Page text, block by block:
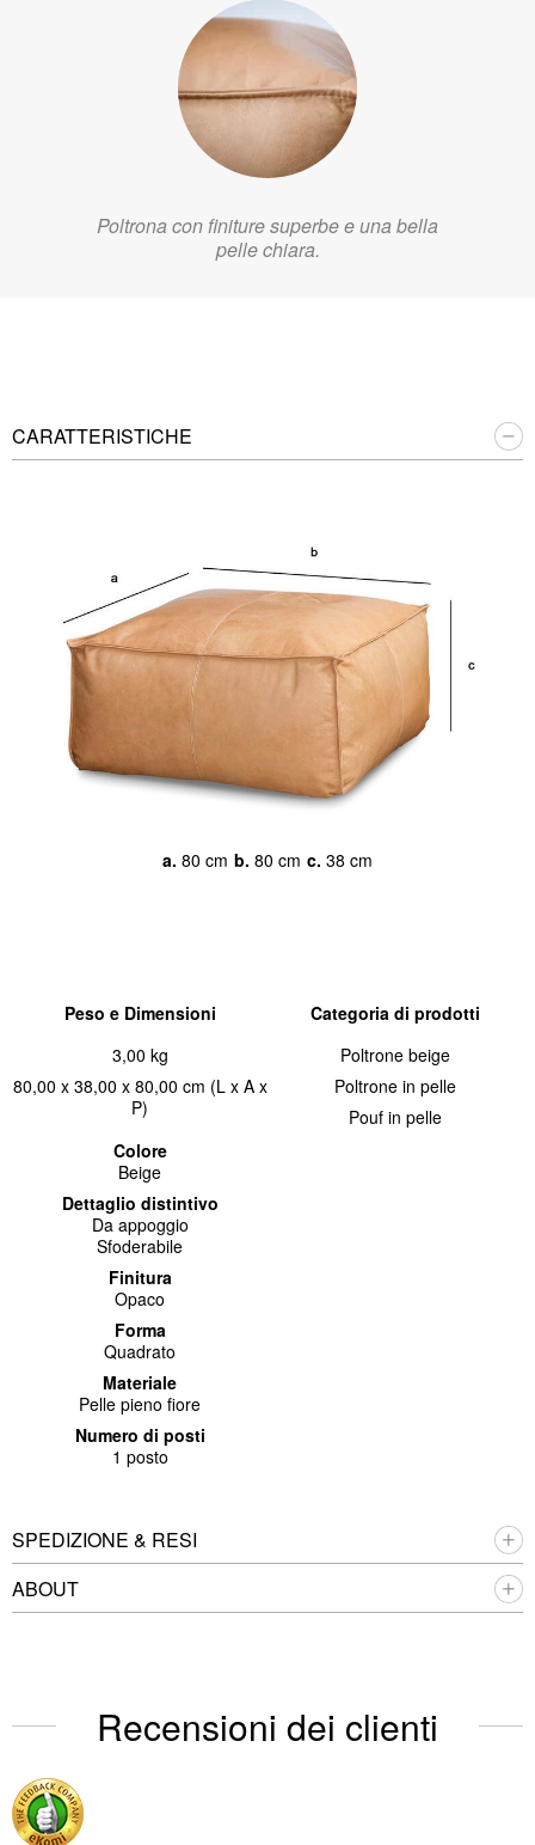
Poltrona con finiture superbe e una bella
pelle chiara.
CARATTERISTICHE
a. 80 cm b. 80 cm c. 38 cm
Peso e Dimensioni
3,00 kg
80,00 x 38,00 x 80,00 cm (L x A x
P)
Colore
Beige
Dettaglio distintivo
Da appoggio
Sfoderabile
Finitura
Opaco
Forma
Quadrato
Materiale
Pelle pieno fiore
Numero di posti
1 posto
Categoria di prodotti
Poltrone beige
Poltrone in pelle
Pouf in pelle
SPEDIZIONE & RESI
ABOUT
Recensioni dei clienti